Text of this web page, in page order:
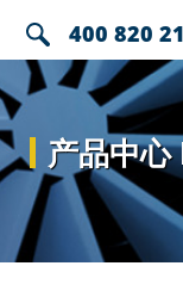
400 820
产品中